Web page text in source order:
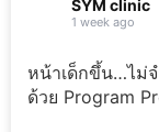
SYM clinic
1 week ago
หน้าเด็กขึ้น…ไม่จ
ด้วย Program